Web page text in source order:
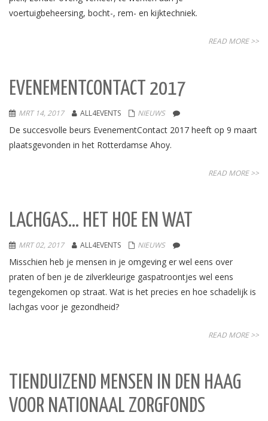
voertuigbeheersing, bocht-, rem- en kijktechniek.
READ MORE >>
EVENEMENTCONTACT 2017
MRT 14, 2017 ALL4EVENTS NIEUWS
De succesvolle beurs EvenementContact 2017 heeft op 9 maart
plaatsgevonden in het Rotterdamse Ahoy.
READ MORE >>
LACHGAS… HET HOE EN WAT
MRT 02, 2017 ALL4EVENTS NIEUWS
Misschien heb je mensen in je omgeving er wel eens over
praten of ben je de zilverkleurige gaspatroontjes wel eens
tegengekomen op straat. Wat is het precies en hoe schadelijk is
lachgas voor je gezondheid?
READ MORE >>
TIENDUIZEND MENSEN IN DEN HAAG
VOOR NATIONAAL ZORGFONDS